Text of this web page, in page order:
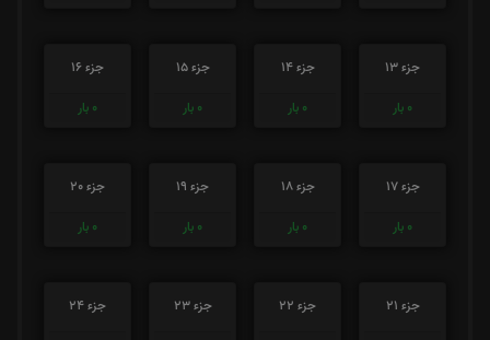
جزء 13
0 بار
جزء 14
0 بار
جزء 15
0 بار
جزء 16
0 بار
جزء 17
0 بار
جزء 18
0 بار
جزء 19
0 بار
جزء 20
0 بار
جزء 21
جزء 22
جزء 23
جزء 24